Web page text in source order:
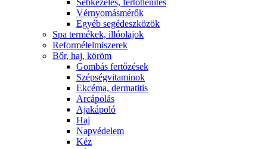
Sebkezelés, fertőtlenítés
Vérnyomásmérők
Egyéb segédeszközök
Spa termékek, illóolajok
Reformélelmiszerek
Bőr, haj, köröm
Gombás fertőzések
Szépségvitaminok
Ekcéma, dermatitis
Arcápolás
Ajakápoló
Haj
Napvédelem
Kéz